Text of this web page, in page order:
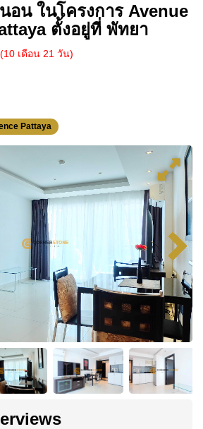
อน ในโครงการ Avenue
ตั้งอยู่ที่ พัทยา
(10 เดือน 21 วัน)
Pattaya